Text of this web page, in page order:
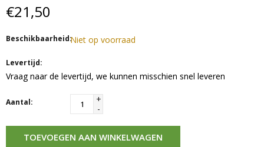
€21,50
Beschikbaarheid:Niet op voorraad
Levertijd:
Vraag naar de levertijd, we kunnen misschien snel leveren
Aantal:
+
-
TOEVOEGEN AAN WINKELWAGEN